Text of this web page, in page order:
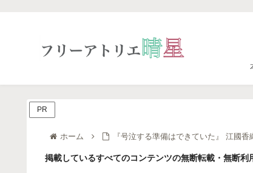
ホーム 『号泣する準備はできていた』 江國香
掲載しているすべてのコンテンツの無断転載・無断
PR